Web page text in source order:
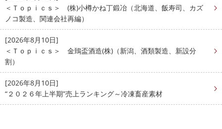
＜Ｔｏｐｉｃｓ＞ (株)小樽かね丁鍛冶（北海道、飯寿司、カズ
ノコ製造、関連会社再編）
[2026年8月10日]
＜Ｔｏｐｉｃｓ＞ 金鵄盃酒造(株)（新潟、酒類製造、新設分
割）
[2026年8月10日]
“２０２６年上半期”売上ランキング～冷凍畜産素材